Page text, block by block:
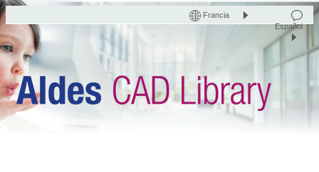
Francia
Español